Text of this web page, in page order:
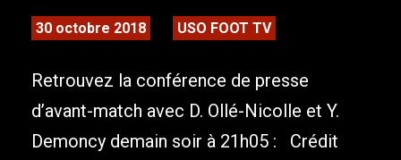
30 octobre 2018 USO FOOT TV
Retrouvez la conférence de presse
d’avant-match avec D. Ollé-Nicolle et Y.
Demoncy demain soir à 21h05 : Crédit